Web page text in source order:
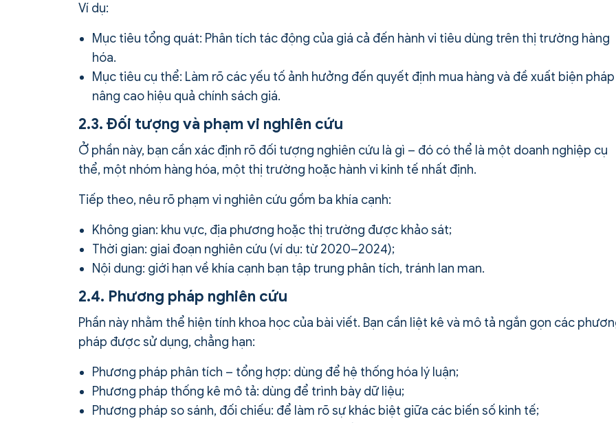
Ví dụ:
Mục tiêu tổng quát: Phân tích tác động của giá cả đến hành vi tiêu dùng trên thị trường hàng
hóa.
Mục tiêu cụ thể: Làm rõ các yếu tố ảnh hưởng đến quyết định mua hàng và đề xuất biện pháp
nâng cao hiệu quả chính sách giá.
2.3. Đối tượng và phạm vi nghiên cứu
Ở phần này, bạn cần xác định rõ đối tượng nghiên cứu là gì – đó có thể là một doanh nghiệp cụ
thể, một nhóm hàng hóa, một thị trường hoặc hành vi kinh tế nhất định.
Tiếp theo, nêu rõ phạm vi nghiên cứu gồm ba khía cạnh:
Không gian: khu vực, địa phương hoặc thị trường được khảo sát;
Thời gian: giai đoạn nghiên cứu (ví dụ: từ 2020–2024);
Nội dung: giới hạn về khía cạnh bạn tập trung phân tích, tránh lan man.
2.4. Phương pháp nghiên cứu
Phần này nhằm thể hiện tính khoa học của bài viết. Bạn cần liệt kê và mô tả ngắn gọn các
pháp được sử dụng, chẳng hạn:
Phương pháp phân tích – tổng hợp: dùng để hệ thống hóa lý luận;
Phương pháp thống kê mô tả: dùng để trình bày dữ liệu;
Phương pháp so sánh, đối chiếu: để làm rõ sự khác biệt giữa các biến số kinh tế;